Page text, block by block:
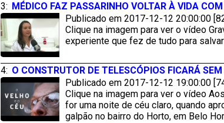
3: MÉDICO FAZ PASSARINHO VOLTAR À VIDA
Publicado em 2017-12-12 20:00:00
Clique na imagem para ver o vídeo
experiente que fez de tudo para
4: O CONSTRUTOR DE TELESCÓPIOS FICARÁ SEM
Publicado em 2017-12-12 19:00:00
Clique na imagem para ver o vídeo
for uma noite de céu claro, quando
galpão no bairro do Horto, em Belo